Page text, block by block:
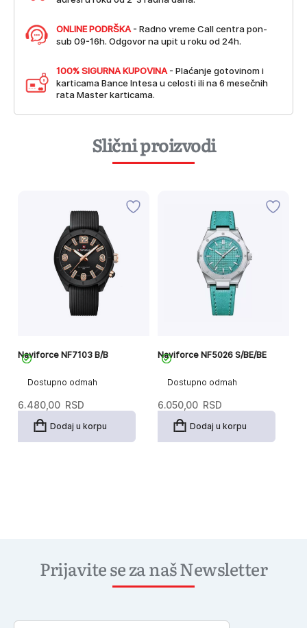
ONLINE PODRŠKA - Radno vreme Call centra pon-
sub 09-16h. Odgovor na upit u roku od 24h.
100% SIGURNA KUPOVINA - Plaćanje gotovinom i
karticama Bance Intesa u celosti ili na 6 mesečnih
rata Master karticama.
Slični proizvodi
Dostupno odmah
Naviforce NF7103 B/B
6.480,00 RSD
Dodaj u korpu
Dostupno odmah
Naviforce NF5026 S/BE/BE
6.050,00 RSD
Dodaj u korpu
Prijavite se za naš Newsletter